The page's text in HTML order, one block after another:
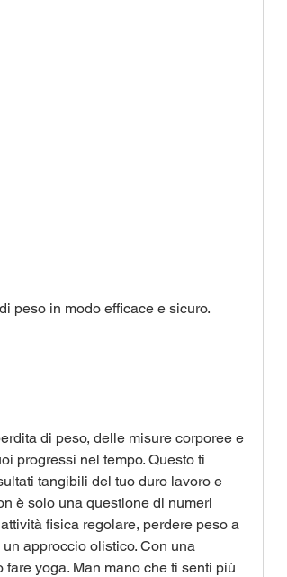
peso in modo efficace e sicuro.
di peso, delle misure corporee e
progressi nel tempo. Questo ti
tangibili del tuo duro lavoro e
è solo una questione di numeri
fisica regolare, perdere peso a
approccio olistico. Con una
yoga. Man mano che ti senti più